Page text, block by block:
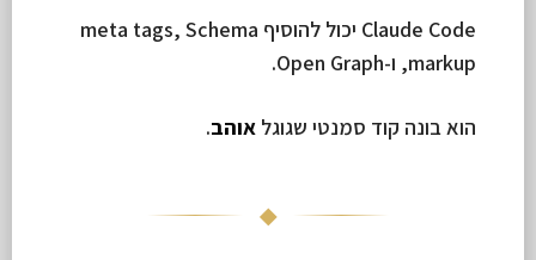
Claude Code יכול להוסיף meta tags, Schema
markup, ו-Open Graph.
הוא בונה קוד סמנטי שגוגל אוהב.
◆